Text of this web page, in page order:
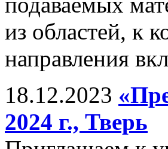
из областей, к
направления
18.12.2023
2024 г., Тверь